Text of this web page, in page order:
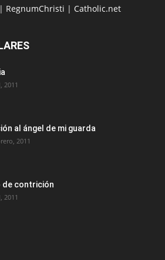
| RegnumChristi | Catholic.net
2011
al ángel de mi guarda
2011
de contrición
2011